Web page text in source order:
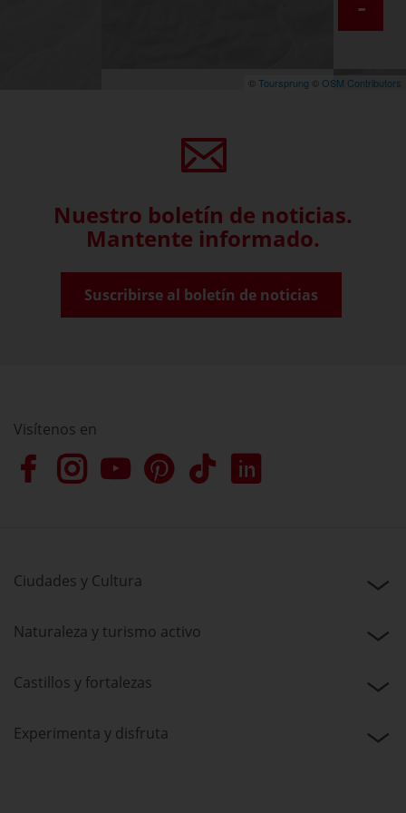
-
© Toursprung © OSM Contributors
Nuestro boletín de noticias.
Mantente informado.
Suscribirse al boletín de noticias
Visítenos en
Ciudades y Cultura
Naturaleza y turismo activo
Castillos y fortalezas
Experimenta y disfruta